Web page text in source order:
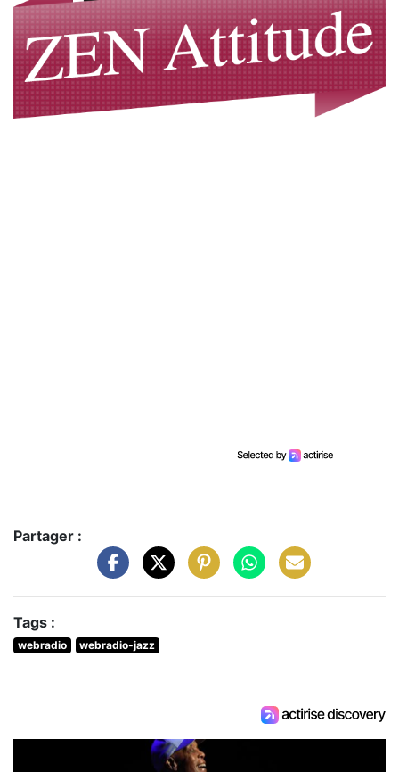
Partager :
Tags :
webradio webradio-jazz